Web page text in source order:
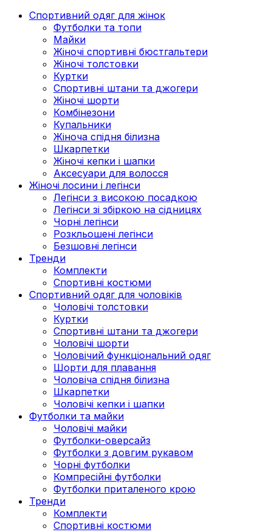
Спортивний одяг для жінок
Футболки та топи
Майки
Жіночі спортивні бюстгальтери
Жіночі толстовки
Куртки
Спортивні штани та джогери
Жіночі шорти
Комбінезони
Купальники
Жіноча спідня білизна
Шкарпетки
Жіночі кепки і шапки
Аксесуари для волосся
Жіночі лосини і легінси
Легінси з високою посадкою
Легінси зі збіркою на сідницях
Чорні легінси
Розкльошені легінси
Безшовні легінси
Тренди
Комплекти
Спортивні костюми
Спортивний одяг для чоловіків
Чоловічі толстовки
Куртки
Спортивні штани та джогери
Чоловічі шорти
Чоловічий функціональний одяг
Шорти для плавання
Чоловіча спідня білизна
Шкарпетки
Чоловічі кепки і шапки
Футболки та майки
Чоловічі майки
Футболки-оверсайз
Футболки з довгим рукавом
Чорні футболки
Компресійні футболки
Футболки приталеного крою
Тренди
Комплекти
Спортивні костюми